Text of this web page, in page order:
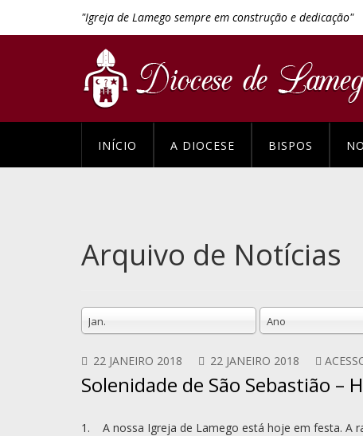
"Igreja de Lamego sempre em construção e dedicação"
INÍCIO A DIOCESE BISPOS
Arquivo de Notícias
Jan. Ano
22 JANEIRO 2018 22 JANEIRO 2018
Solenidade de São Sebastião –
1. A nossa Igreja de Lamego está hoje em festa. A